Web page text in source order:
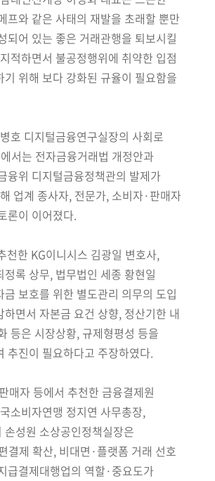
프와 같은 사태의 재발을 초래할 뿐만
되어 있는 좋은 거래관행을 퇴보시킬
적하면서 불공정행위에 취약한 입점
기 위해 보다 강화된 규율이 필요함을
호 디지털금융연구실장의 사회로
서는 전자금융거래법 개정안과
융위 디지털금융정책관의 발제가
업계 종사자, 전문가, 소비자·판매자
론이 이어졌다.
천한 KG이니시스 김광일 변호사,
정록 상무, 법무법인 세종 황현일
금 보호를 위한 별도관리 의무의 도입
하면서 자본금 요건 상향, 정산기한 내
등은 시장상황, 규제형평성 등을
추진이 필요하다고 주장하였다.
매자 등에서 추천한 금융결제원
소비자연맹 정지연 사무총장,
손성원 소상공인정책실장은
결제 확산, 비대면·플랫폼 거래 선호
급결제대행업의 역할·중요도가